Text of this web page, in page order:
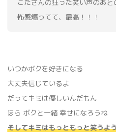
こたさんの狂った笑い声のあ
怖感煽ってて、最高！！！
いつかボクを好きになる
大丈夫信じているよ
だってキミは優しいんだもん
ほら ボクと一緒 幸せになろうね
そしてキミはもっともっと笑うよ